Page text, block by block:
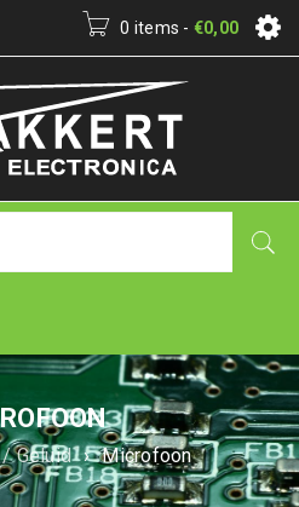
0 items - €0,00
Geluid › Microfoon